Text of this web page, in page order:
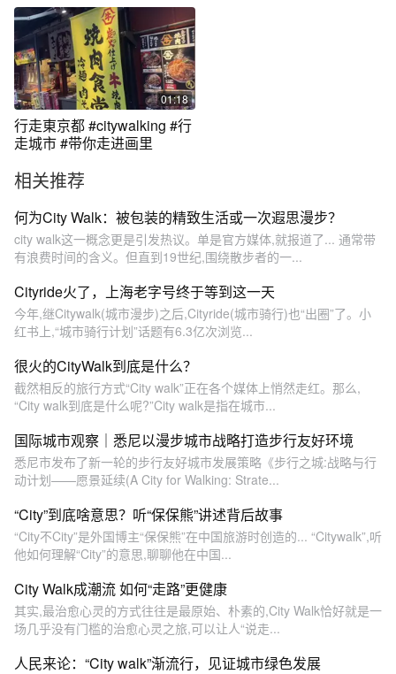
01:18
行走東京都 #citywalking #行
走城市 #带你走进画里
相关推荐
何为City Walk：被包装的精致生活或一次遐思漫步？
city walk这一概念更是引发热议。单是官方媒体,就报道了... 通常带
有浪费时间的含义。但直到19世纪,围绕散步者的一...
Cityride火了，上海老字号终于等到这一天
今年,继Citywalk(城市漫步)之后,Cityride(城市骑行)也“出圈”了。小
红书上,“城市骑行计划”话题有6.3亿次浏览...
很火的CityWalk到底是什么？
截然相反的旅行方式“City walk”正在各个媒体上悄然走红。那么,
“City walk到底是什么呢?”City walk是指在城市...
国际城市观察｜悉尼以漫步城市战略打造步行友好环境
悉尼市发布了新一轮的步行友好城市发展策略《步行之城:战略与行
动计划——愿景延续(A City for Walking: Strate...
“City”到底啥意思？听“保保熊”讲述背后故事
“City不City”是外国博主“保保熊”在中国旅游时创造的... “Citywalk”,听
他如何理解“City”的意思,聊聊他在中国...
City Walk成潮流 如何“走路”更健康
其实,最治愈心灵的方式往往是最原始、朴素的,City Walk恰好就是一
场几乎没有门槛的治愈心灵之旅,可以让人“说走...
人民来论：“City walk”渐流行，见证城市绿色发展